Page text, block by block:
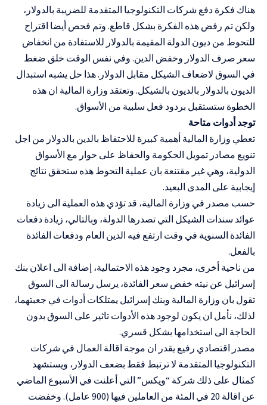
هناك فكرة دفع شركات التكنولوجيا المتقدمة للضريبة بالدولار،
ولكن تم رفض هذه الفكرة بشكل قاطع. وتم فحص أيضا اقتراح
للتحوط من ديون الدولة المقيمة بالدولار للاستفادة من انخفاض
سعر صرف الدولار وخفض الدين. وفي نفس الوقت خلق ضغط
في السوق لاضعاف الشيكل مقابل الدولار. هذا حل يشبه استبدال
الديون بالدولار بالديون بالشيكل. وتعتقد وزارة المالية ان هذه
الخطوة ستستقبل بردود فعل سلبية من الأسواق.
توجد أدوات متاحة
تعطي وزارة المالية أهمية كبيرة للاحتفاظ بالدين بالدولار من اجل
تنويع مصادر تمويل الحكومة والحفاظ على حوار مع الأسواق
الدولية، وهي غير مقتنعة بان عملية التحوط هذه ستحقق نتائج
إيجابية على المدى البعيد.
حسب مصدر في وزارة المالية، قد تؤدي هذه العملية الى زيادة
عوائد سندات الشيكل التي تصدرها الدولة، وبالتالي، زيادة دفعات
الفائدة السنوية في وقت ارتفع فيه الدين العام ودفعات الفائدة
بالفعل.
من ناحية أخرى، مجرد وجود هذه الاحتمالية، إضافة الى اعلان بنك
إسرائيل عن نيته خفض سعر الفائدة، يرسل رسالة الى السوق
تقول بان وزارة المالية وبنك إسرائيل يمتلكات أدوات في جعبتهما،
لذلك، نأمل ان يكون لوجود هذه الأدوات تاثير على السوق بدون
الحاجة الى استخدامها بشكل قسري.
مصدر اقتصادي رفيع يقدر ان موجة اقالة العمال في شركات
التكنولوجيا المتقدمة لا ترتبط فقط بضعف الدولار، ويستشهد
كمثال على ذلك شركة “ويكس” التي أعلنت في الأسبوع الماضي
عن اقالة 20 في المئة من العاملين فيها (900 عامل). وخفضت